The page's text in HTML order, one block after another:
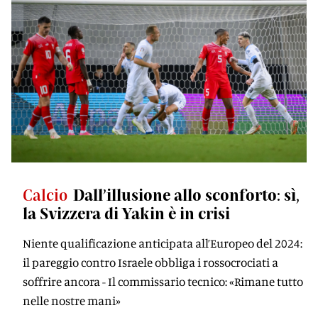
Calcio Dall’illusione allo sconforto: sì,
la Svizzera di Yakin è in crisi
Niente qualificazione anticipata all’Europeo del 2024:
il pareggio contro Israele obbliga i rossocrociati a
soffrire ancora - Il commissario tecnico: «Rimane tutto
nelle nostre mani»